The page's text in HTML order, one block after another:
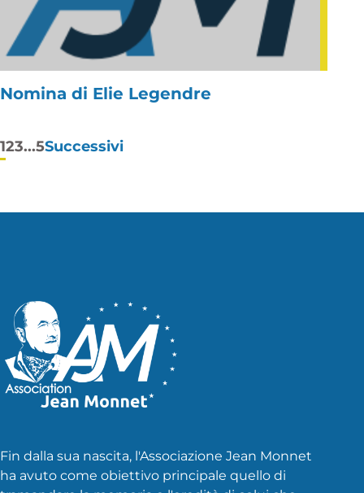
Nomina di Elie Legendre
Paginazione
123...5Successivi
Fin dalla sua nascita, l'Associazione Jean Monnet
ha avuto come obiettivo principale quello di